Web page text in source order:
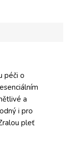
péči o
a
i pro
pleť